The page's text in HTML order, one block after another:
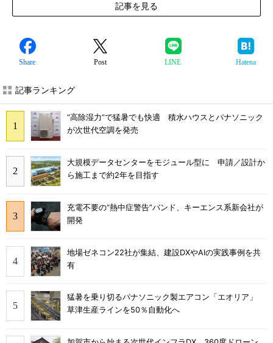
記事を見る
Share Post LINE Hatena
記事ランキング
“高除湿力”で猛暑でも快適 積水ハウスとパナソニック
が次世代空調を発売
大規模データセンターをモジュール型に 申請／設計か
ら施工まで約2年を目指す
充電不要の“熱中症警告”バンド、キーエンス系新会社が
開発
地場ゼネコン22社が集結、建設DXやAIの実践事例を共
有
猛暑を乗り切るパナソニック製エアコン「エオリア」
草津生産ラインを50％自動化へ